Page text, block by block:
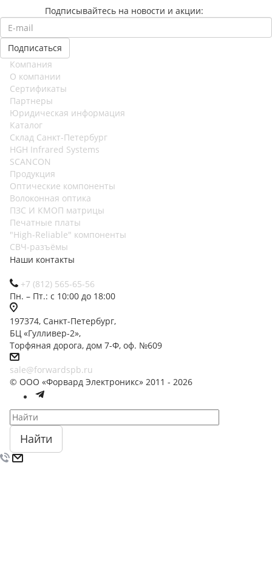
Подписывайтесь на новости и акции:
Компания
О компании
Сертификаты
Партнеры
Юридическая информация
Каталог
Cклад Санкт-Петербург
HGH Infrared Systems
SCANCON
Продукция
Оптические компоненты
Волоконная оптика
ПЗС И КМОП матрицы
Печатные платы
"High-Reliable" компоненты
СВЧ-разъёмы
Наши контакты
+7 (812) 565-65-56
Пн. – Пт.: с 10:00 до 18:00
197374, Санкт-Петербург,
БЦ «Гулливер-2»,
Торфяная дорога, дом 7-Ф, оф. №609
sale@forwardspb.ru
© ООО «Форвард Электроникс» 2011 - 2026
Найти